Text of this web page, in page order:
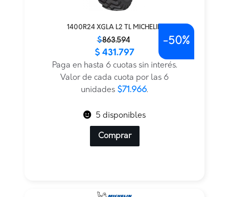
1400R24 XGLA L2 TL MICHELIN
$863.594
original
actual
$ 431.797
Paga en hasta 6 cuotas sin interés.
Valor de cada cuota por las 6
unidades $71.966.
-50%
5 disponibles
Comprar